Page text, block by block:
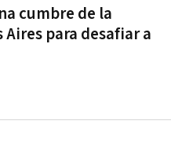
cumbre de la
para desafiar a